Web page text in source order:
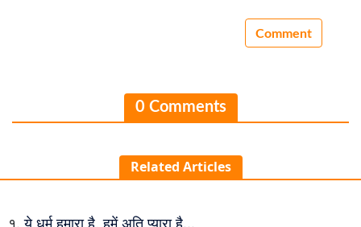
0 Comments
Related Articles
ये धर्म हमारा है, हमें अति प्यारा है...